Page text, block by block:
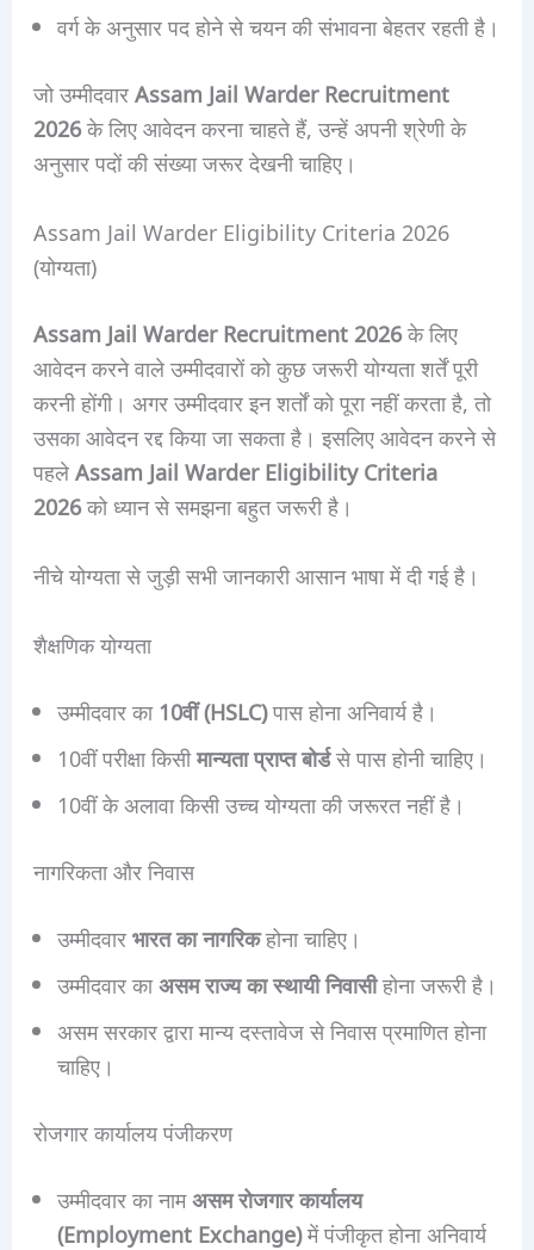
वर्ग के अनुसार पद होने से चयन की संभावना बेहतर रहती है।
जो उम्मीदवारAssam Jail Warder Recruitment
2026के लिए आवेदन करना चाहते हैं, उन्हें अपनी श्रेणी के
अनुसार पदों की संख्या जरूर देखनी चाहिए।
Assam Jail Warder Eligibility Criteria 2026
(योग्यता)
Assam Jail Warder Recruitment 2026के लिए
आवेदन करने वाले उम्मीदवारों को कुछ जरूरी योग्यता शर्तें पूरी
करनी होंगी। अगर उम्मीदवार इन शर्तों को पूरा नहीं करता है, तो
उसका आवेदन रद्द किया जा सकता है। इसलिए आवेदन करने से
पहलेAssam Jail Warder Eligibility Criteria
2026को ध्यान से समझना बहुत जरूरी है।
नीचे योग्यता से जुड़ी सभी जानकारी आसान भाषा में दी गई है।
शैक्षणिक योग्यता
उम्मीदवार का10वीं (HSLC)पास होना अनिवार्य है।
10वीं परीक्षा किसीमान्यता प्राप्त बोर्डसे पास होनी चाहिए।
10वीं के अलावा किसी उच्च योग्यता की जरूरत नहीं है।
नागरिकता और निवास
उम्मीदवारभारत का नागरिकहोना चाहिए।
उम्मीदवार काअसम राज्य का स्थायी निवासीहोना जरूरी है।
असम सरकार द्वारा मान्य दस्तावेज से निवास प्रमाणित होना
चाहिए।
रोजगार कार्यालय पंजीकरण
उम्मीदवार का नामअसम रोजगार कार्यालय
(Employment Exchange)में पंजीकृत होना अनिवार्य